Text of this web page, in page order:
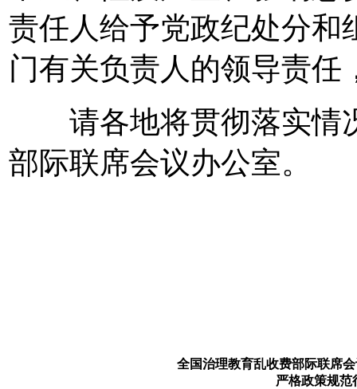
责任人给予党政纪处分和
门有关负责人的领导责
请各地将贯彻落实情
部际联席会议办公室。
全国治理教育乱收费部际联席
严格政策规范